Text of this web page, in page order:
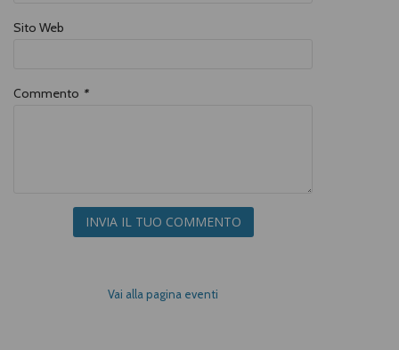
Sito Web
Commento *
INVIA IL TUO COMMENTO
Vai alla pagina eventi